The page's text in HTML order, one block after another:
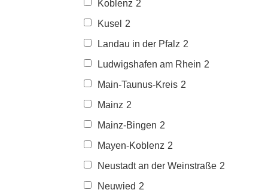
Koblenz 2
Kusel 2
Landau in der Pfalz 2
Ludwigshafen am Rhein 2
Main-Taunus-Kreis 2
Mainz 2
Mainz-Bingen 2
Mayen-Koblenz 2
Neustadt an der Weinstraße 2
Neuwied 2